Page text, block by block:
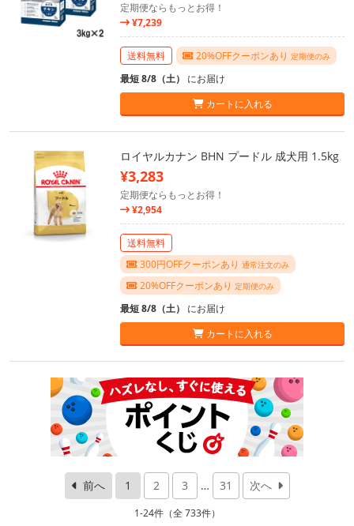
定期便ならもっとお得！
¥7,239
送料無料 20%OFFクーポンあり 定期便のみ
最短 8/8（土） にお届け
カートに入れる
ロイヤルカナン BHN プードル 成犬用 1.5kg
¥3,283
定期便ならもっとお得！
¥2,954
送料無料
300円OFFクーポンあり 通常注文のみ
20%OFFクーポンあり 定期便のみ
最短 8/8（土） にお届け
カートに入れる
前へ 1 2 3 … 31 次へ
1-24件（全 733件）